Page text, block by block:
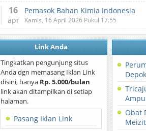
16
apr
Pemasok Bahan Kimia Indonesia
Kamis, 16 April 2026 Pukul 17.55
Link Anda
Tingkatkan pengunjung situs
Anda dgn memasang Iklan Link
disini, hanya Rp. 5.000/bulan
link akan ditampilkan di setiap
halaman.
Pasang Iklan Link
Depok
Obat